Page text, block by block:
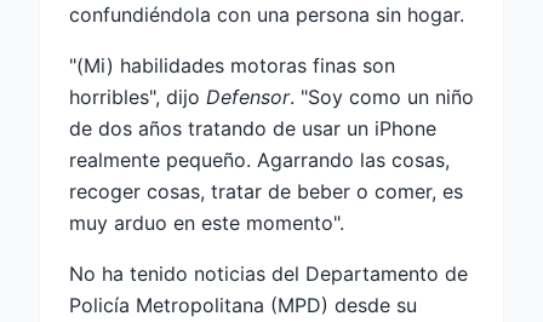
confundiéndola con una persona sin hogar.
"(Mi) habilidades motoras finas son
horribles", dijo Defensor. "Soy como un niño
de dos años tratando de usar un iPhone
realmente pequeño. Agarrando las cosas,
recoger cosas, tratar de beber o comer, es
muy arduo en este momento".
No ha tenido noticias del Departamento de
Policía Metropolitana (MPD) desde su